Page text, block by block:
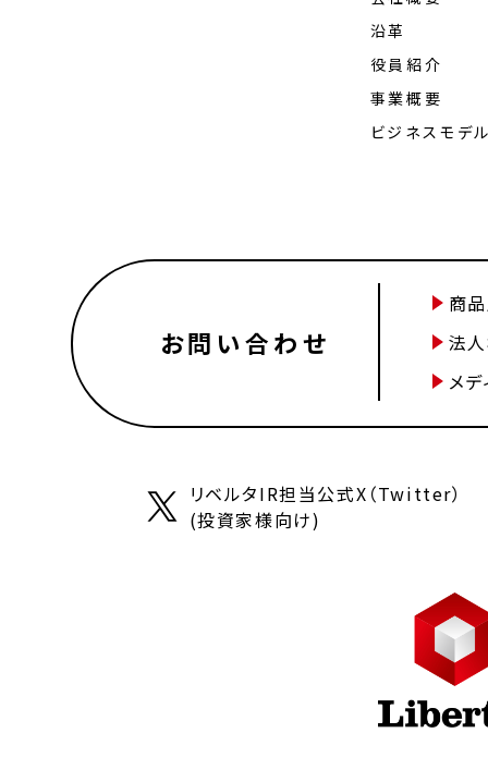
沿革
役員紹介
事業概要
ビジネスモデ
お問い合わせ
商
法
メ
リベルタIR担当公式X（Twitter）
(投資家様向け)